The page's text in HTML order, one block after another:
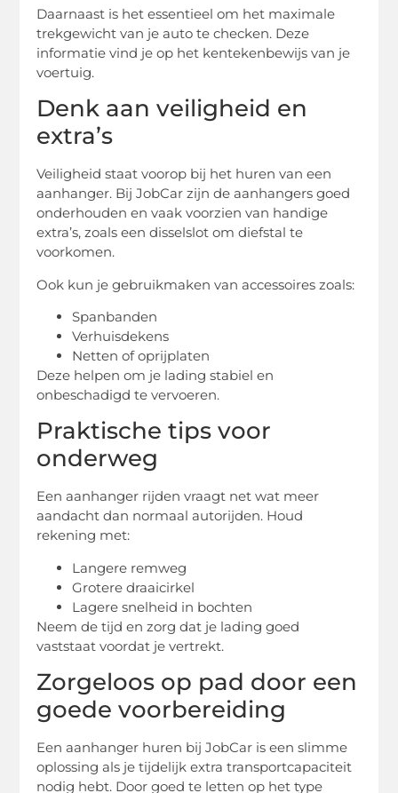
Daarnaast is het essentieel om het maximale
trekgewicht van je auto te checken. Deze
informatie vind je op het kentekenbewijs van je
voertuig.
Denk aan veiligheid en
extra’s
Veiligheid staat voorop bij het huren van een
aanhanger. Bij JobCar zijn de aanhangers goed
onderhouden en vaak voorzien van handige
extra’s, zoals een disselslot om diefstal te
voorkomen.
Ook kun je gebruikmaken van accessoires zoals:
Spanbanden
Verhuisdekens
Netten of oprijplaten
Deze helpen om je lading stabiel en
onbeschadigd te vervoeren.
Praktische tips voor
onderweg
Een aanhanger rijden vraagt net wat meer
aandacht dan normaal autorijden. Houd
rekening met:
Langere remweg
Grotere draaicirkel
Lagere snelheid in bochten
Neem de tijd en zorg dat je lading goed
vaststaat voordat je vertrekt.
Zorgeloos op pad door een
goede voorbereiding
Een aanhanger huren bij JobCar is een slimme
oplossing als je tijdelijk extra transportcapaciteit
nodig hebt. Door goed te letten op het type